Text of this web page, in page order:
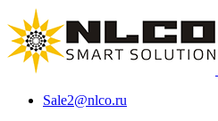
Sale2@nlco.ru